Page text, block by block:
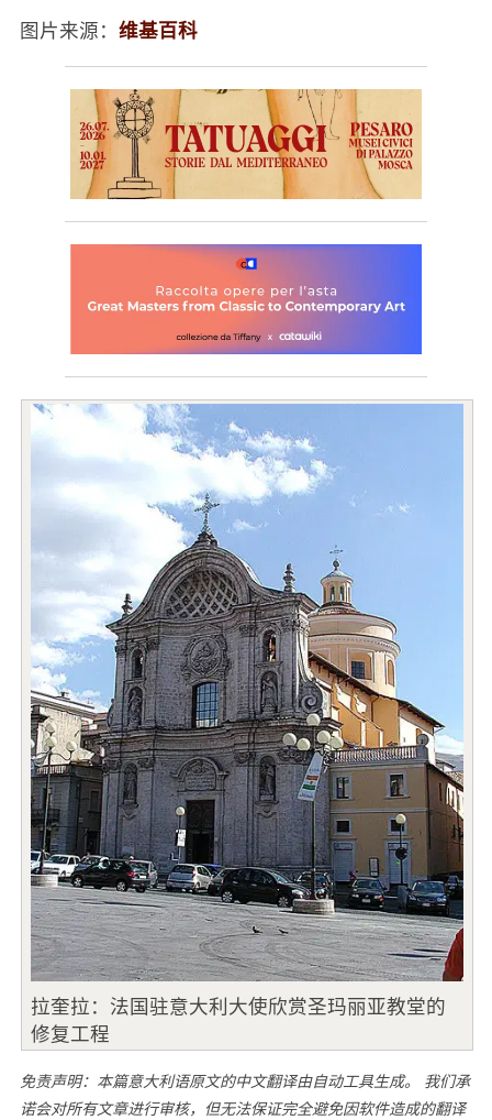
图片来源： 维基百科
拉奎拉：法国驻意大利大使欣赏圣玛丽亚教堂的
修复工程
免责声明：本篇意大利语原文的中文翻译由自动工具生成。 我们承
诺会对所有文章进行审核，但无法保证完全避免因软件造成的翻译